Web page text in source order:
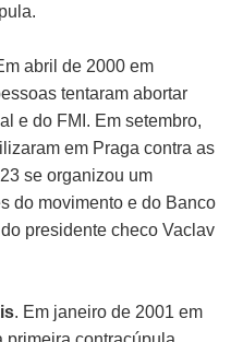
abril de 2000 em
tentaram abortar
e do FMI. Em setembro,
em Praga contra as
se organizou um
do movimento e do Banco
presidente checo Vaclav
. Em janeiro de 2001 em